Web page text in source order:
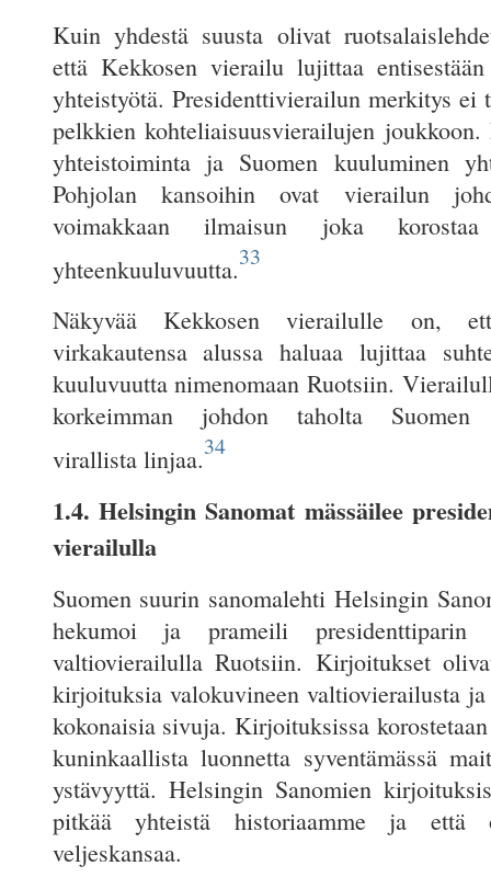
Kuin yhdestä suusta olivat
että Kekkosen vierailu lujittaa
yhteistyötä. Presidenttivierailun merkitys ei
pelkkien kohteliaisuusvierailujen joukkoon.
yhteistoiminta ja Suomen kuuluminen
Pohjolan kansoihin ovat vierailun
voimakkaan ilmaisun joka
yhteenkuuluvuutta.33
Näkyvää Kekkosen vierailulle on,
virkakautensa alussa haluaa lujittaa
kuuluvuutta nimenomaan Ruotsiin.
korkeimman johdon taholta Suomen
virallista linjaa.34
1.4. Helsingin Sanomat mässäilee
vierailulla
Suomen suurin sanomalehti Helsingin
hekumoi ja prameili presidenttiparin
valtiovierailulla Ruotsiin. Kirjoitukset
kirjoituksia valokuvineen valtiovierailusta
kokonaisia sivuja. Kirjoituksissa
kuninkaallista luonnetta syventämässä
ystävyyttä. Helsingin Sanomien
pitkää yhteistä historiaamme ja että
veljeskansaa.